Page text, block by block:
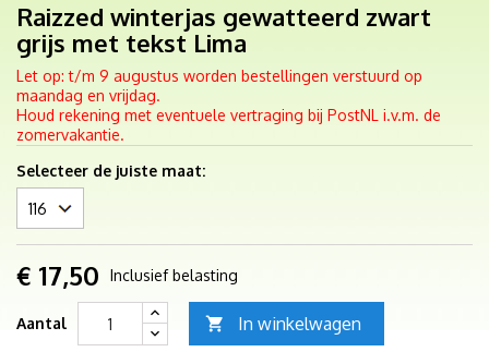
Raizzed winterjas gewatteerd zwart
grijs met tekst Lima
Let op: t/m 9 augustus worden bestellingen verstuurd op
maandag en vrijdag.
Houd rekening met eventuele vertraging bij PostNL i.v.m. de
zomervakantie.
Selecteer de juiste maat:
€ 17,50 Inclusief belasting
Aantal  In winkelwagen